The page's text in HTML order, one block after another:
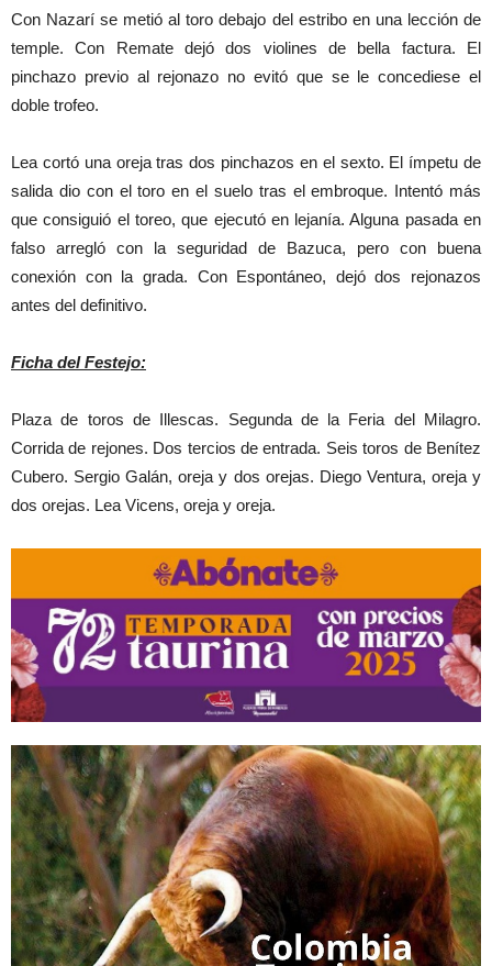
Con Nazarí se metió al toro debajo del estribo en una lección de
temple. Con Remate dejó dos violines de bella factura. El
pinchazo previo al rejonazo no evitó que se le concediese el
doble trofeo.
Lea cortó una oreja tras dos pinchazos en el sexto. El ímpetu de
salida dio con el toro en el suelo tras el embroque. Intentó más
que consiguió el toreo, que ejecutó en lejanía. Alguna pasada en
falso arregló con la seguridad de Bazuca, pero con buena
conexión con la grada. Con Espontáneo, dejó dos rejonazos
antes del definitivo.
Ficha del Festejo:
Plaza de toros de Illescas. Segunda de la Feria del Milagro.
Corrida de rejones. Dos tercios de entrada. Seis toros de Benítez
Cubero. Sergio Galán, oreja y dos orejas. Diego Ventura, oreja y
dos orejas. Lea Vicens, oreja y oreja.